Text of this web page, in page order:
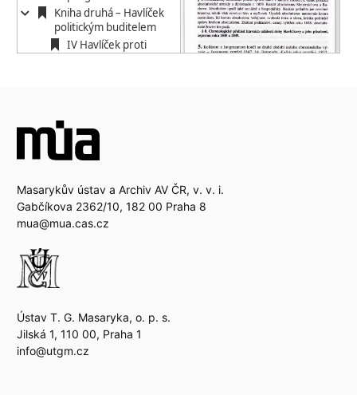
Masarykův ústav a Archiv AV ČR, v. v. i.
Gabčíkova 2362/10, 182 00 Praha 8
mua@mua.cas.cz
Ústav T. G. Masaryka, o. p. s.
Jilská 1, 110 00, Praha 1
info@utgm.cz